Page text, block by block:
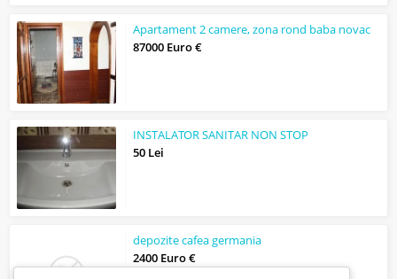
Apartament 2 camere, zona rond baba novac
87000 Euro €
INSTALATOR SANITAR NON STOP
50 Lei
depozite cafea germania
2400 Euro €